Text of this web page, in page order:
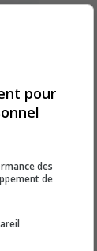
pour
des
de